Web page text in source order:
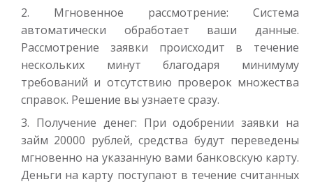
Мгновенное рассмотрение: Система
автоматически обработает ваши данные.
Рассмотрение заявки происходит в течение
нескольких минут благодаря минимуму
требований и отсутствию проверок множества
справок. Решение вы узнаете сразу.
Получение денег: При одобрении заявки на
займ 20000 рублей, средства будут переведены
мгновенно на указанную вами банковскую карту.
Деньги на карту поступают в течение считанных